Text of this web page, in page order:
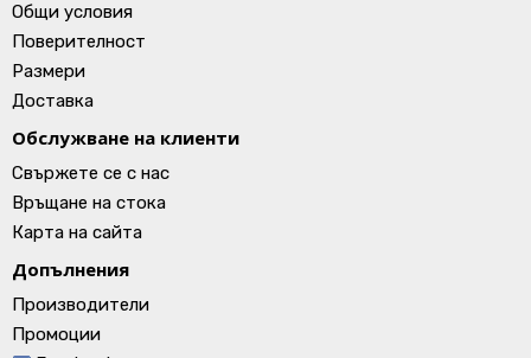
Общи условия
Поверителност
Размери
Доставка
Обслужване на клиенти
Свържете се с нас
Връщане на стока
Карта на сайта
Допълнения
Производители
Промоции